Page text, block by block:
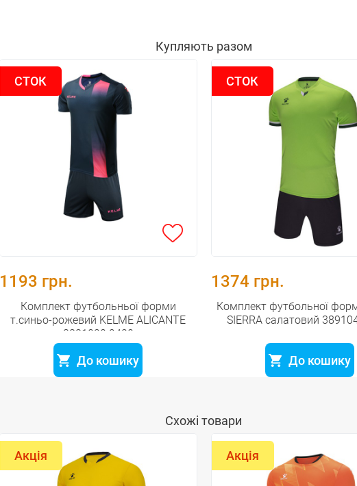
Купляють разом
СТОК
1193 грн.
Комплект футбольньої форми
т.синьо-рожевий KELME ALICANTE
3881020.9420
До кошику
СТОК
1374 грн.
Комплект футбольної
SIERRA салатовий
До кошику
Схожі товари
Акція Акція